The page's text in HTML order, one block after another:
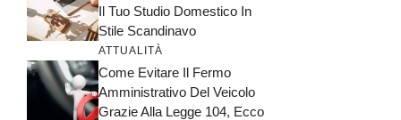
Il Tuo Studio Domestico In
Stile Scandinavo
ATTUALITÀ
Come Evitare Il Fermo
Amministrativo Del Veicolo
Grazie Alla Legge 104, Ecco